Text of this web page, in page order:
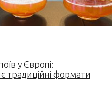
у Європі:
традиційні формати